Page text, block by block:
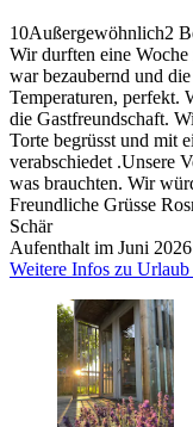
10Außergewöhnlich2
Wir durften eine
war bezaubernd und
Temperaturen, perfekt.
die Gastfreundschaft.
Torte begrüsst und mit
verabschiedet .Unsere
was brauchten. Wir
Freundliche Grüsse
Schär
Aufenthalt im Juni 2026
Weitere Infos zu